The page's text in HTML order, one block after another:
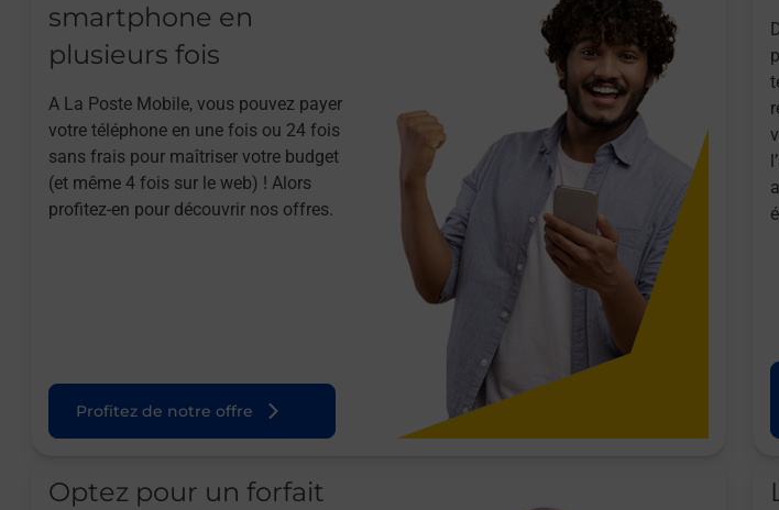
smartphone en
plusieurs fois
A La Poste Mobile, vous pouvez payer
votre téléphone en une fois ou 24 fois
sans frais pour maîtriser votre budget
(et même 4 fois sur le web) ! Alors
profitez-en pour découvrir nos offres.
Profitez de notre offre
Optez pour un forfait